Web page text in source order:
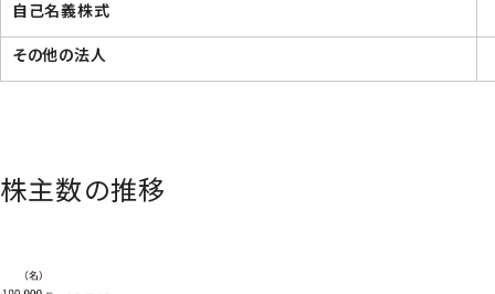
自己名義株式
その他の法人
株主数の推移